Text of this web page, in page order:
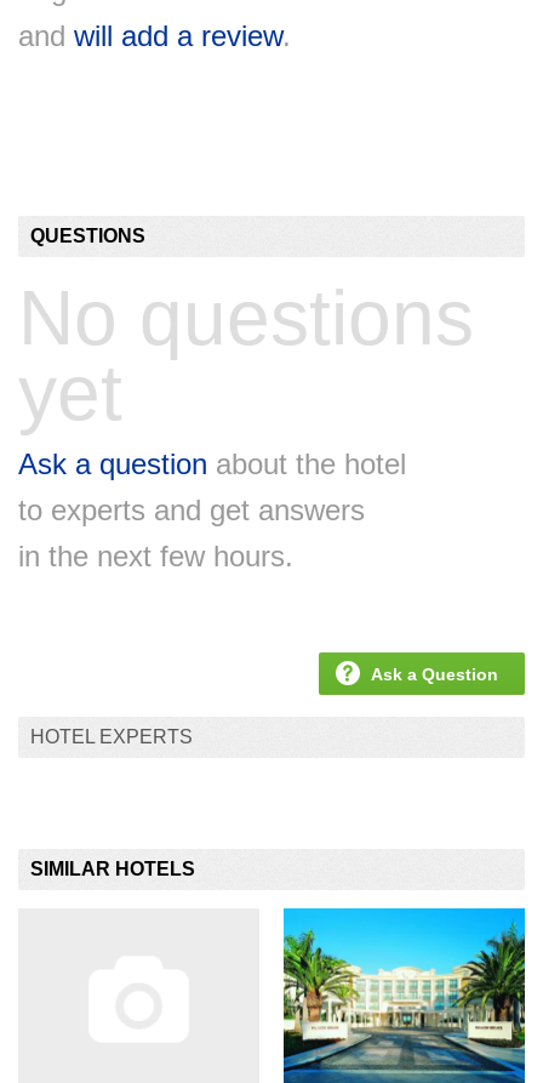
and will add a review.
QUESTIONS
No questions
yet
Ask a question about the hotel
to experts and get answers
in the next few hours.
Ask a Question
HOTEL EXPERTS
SIMILAR HOTELS